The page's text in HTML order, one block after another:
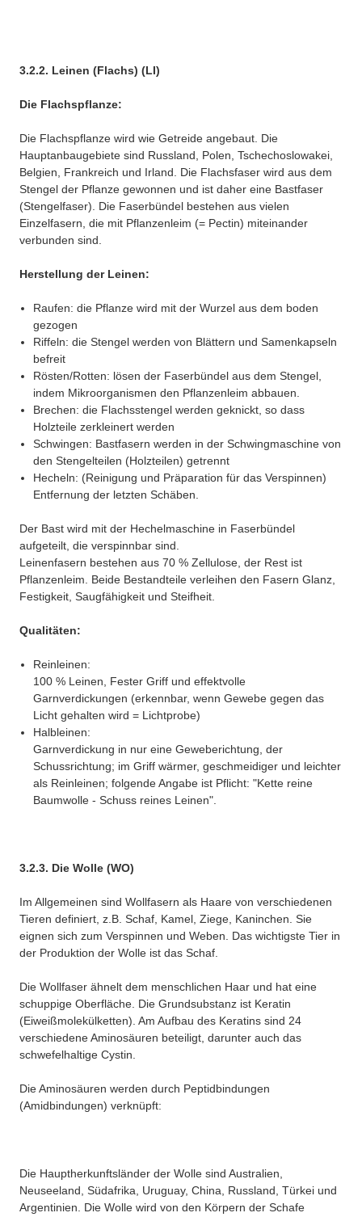
3.2.2. Leinen (Flachs) (LI)
Die Flachspflanze:
Die Flachspflanze wird wie Getreide angebaut. Die
Hauptanbaugebiete sind Russland, Polen, Tschechoslowakei,
Belgien, Frankreich und Irland. Die Flachsfaser wird aus dem
Stengel der Pflanze gewonnen und ist daher eine Bastfaser
(Stengelfaser). Die Faserbündel bestehen aus vielen
Einzelfasern, die mit Pflanzenleim (= Pectin) miteinander
verbunden sind.
Herstellung der Leinen:
Raufen: die Pflanze wird mit der Wurzel aus dem boden
gezogen
Riffeln: die Stengel werden von Blättern und Samenkapseln
befreit
Rösten/Rotten: lösen der Faserbündel aus dem Stengel,
indem Mikroorganismen den Pflanzenleim abbauen.
Brechen: die Flachsstengel werden geknickt, so dass
Holzteile zerkleinert werden
Schwingen: Bastfasern werden in der Schwingmaschine von
den Stengelteilen (Holzteilen) getrennt
Hecheln: (Reinigung und Präparation für das Verspinnen)
Entfernung der letzten Schäben.
Der Bast wird mit der Hechelmaschine in Faserbündel
aufgeteilt, die verspinnbar sind.
Leinenfasern bestehen aus 70 % Zellulose, der Rest ist
Pflanzenleim. Beide Bestandteile verleihen den Fasern Glanz,
Festigkeit, Saugfähigkeit und Steifheit.
Qualitäten:
Reinleinen:
100 % Leinen, Fester Griff und effektvolle
Garnverdickungen (erkennbar, wenn Gewebe gegen das
Licht gehalten wird = Lichtprobe)
Halbleinen:
Garnverdickung in nur eine Geweberichtung, der
Schussrichtung; im Griff wärmer, geschmeidiger und leichter
als Reinleinen; folgende Angabe ist Pflicht: "Kette reine
Baumwolle - Schuss reines Leinen".
3.2.3. Die Wolle (WO)
Im Allgemeinen sind Wollfasern als Haare von verschiedenen
Tieren definiert, z.B. Schaf, Kamel, Ziege, Kaninchen. Sie
eignen sich zum Verspinnen und Weben. Das wichtigste Tier in
der Produktion der Wolle ist das Schaf.
Die Wollfaser ähnelt dem menschlichen Haar und hat eine
schuppige Oberfläche. Die Grundsubstanz ist Keratin
(Eiweißmolekülketten). Am Aufbau des Keratins sind 24
verschiedene Aminosäuren beteiligt, darunter auch das
schwefelhaltige Cystin.
Die Aminosäuren werden durch Peptidbindungen
(Amidbindungen) verknüpft:
Die Hauptherkunftsländer der Wolle sind Australien,
Neuseeland, Südafrika, Uruguay, China, Russland, Türkei und
Argentinien. Die Wolle wird von den Körpern der Schafe